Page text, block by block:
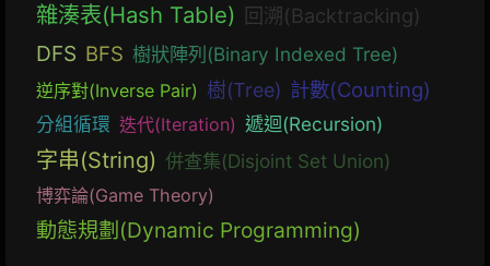
雜湊表(Hash Table) 回溯(Backtracking)
DFS BFS 樹狀陣列(Binary Indexed Tree)
逆序對(Inverse Pair) 樹(Tree) 計數(Counting)
分組循環 迭代(Iteration) 遞迴(Recursion)
字串(String) 併查集(Disjoint Set Union)
博弈論(Game Theory)
動態規劃(Dynamic Programming)